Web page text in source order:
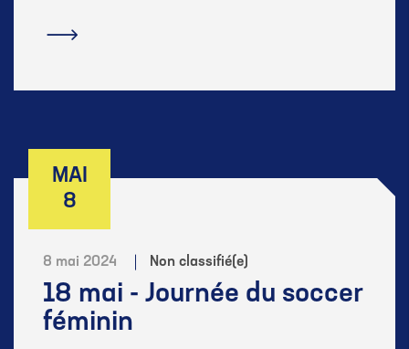
MAI
8
8 mai 2024 Non classifié(e)
18 mai - Journée du soccer
féminin